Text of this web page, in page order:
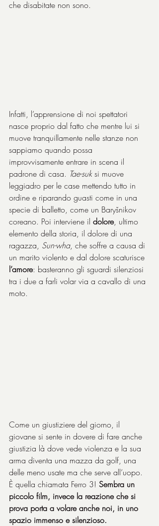
che disabitate non sono.
Infatti, l’apprensione di noi spettatori
nasce proprio dal fatto che mentre lui si
muove tranquillamente nelle stanze non
sappiamo quando possa
improvvisamente entrare in scena il
padrone di casa. Tae-suk si muove
leggiadro per le case mettendo tutto in
ordine e riparando guasti come in una
specie di balletto, come un Baryšnikov
coreano. Poi interviene il dolore, ultimo
elemento della storia, il dolore di una
ragazza, Sun-wha, che soffre a causa di
un marito violento e dal dolore scaturisce
l’amore: basteranno gli sguardi silenziosi
tra i due a farli volar via a cavallo di una
moto.
Come un giustiziere del giorno, il
giovane si sente in dovere di fare anche
giustizia là dove vede violenza e la sua
arma diventa una mazza da golf, una
delle meno usate ma che serve all’uopo.
È quella chiamata Ferro 3! Sembra un
piccolo film, invece la reazione che si
prova porta a volare anche noi, in uno
spazio immenso e silenzioso.